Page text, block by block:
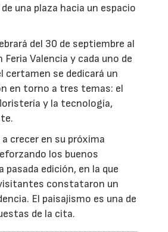
una plaza hacia un espacio
del 30 de septiembre al
Feria Valencia y cada uno de
certamen se dedicará un
en torno a tres temas: el
y la tecnología,
crecer en su próxima
los buenos
pasada edición, en la que
constataron un
El paisajismo es una de
de la cita.